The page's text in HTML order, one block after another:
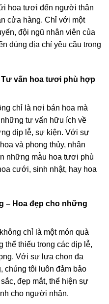
hoa tươi đến người thân
cửa hàng. Chỉ với một
đội ngũ nhân viên của
đúng địa chỉ yêu cầu trong
vấn hoa tươi phù hợp
chỉ là nơi bán hoa mà
tư vấn hữu ích về
dịp lễ, sự kiện. Với sự
và phong thủy, nhân
những mẫu hoa tươi phù
cưới, sinh nhật, hay hoa
– Hoa đẹp cho những
chỉ là một món quà
thể thiếu trong các dịp lễ,
Với sự lựa chọn đa
chúng tôi luôn đảm bảo
đẹp mắt, thể hiện sự
cho người nhận.